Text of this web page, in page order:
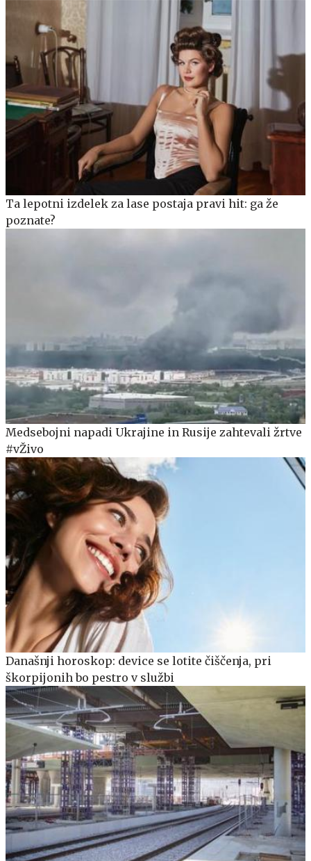
Ta lepotni izdelek za lase postaja pravi hit: ga že
poznate?
Medsebojni napadi Ukrajine in Rusije zahtevali žrtve
#vŽivo
Današnji horoskop: device se lotite čiščenja, pri
škorpijonih bo pestro v službi